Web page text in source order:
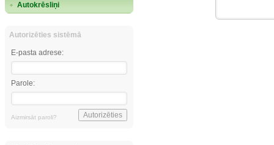
Autokrēsliņi
Autorizēties sistēmā
E-pasta adrese:
Parole:
Aizmirsāt paroli?